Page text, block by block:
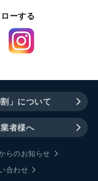
ーする
」について
者様へ
らのお知らせ
合わせ